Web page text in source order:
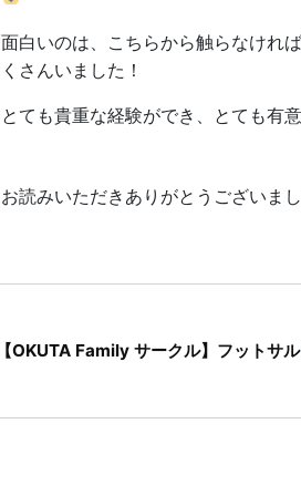
面白いのは、こちらから触らなけれ
くさんいました！
とても貴重な経験ができ、とても有
お読みいただきありがとうございまし
【OKUTA Family サークル】フットサル